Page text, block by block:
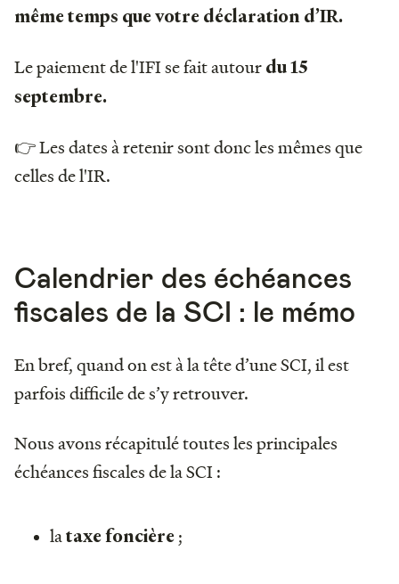
même temps que votre déclaration d’IR.
Le paiement de l'IFI se fait autour du 15
septembre.
👉 Les dates à retenir sont donc les mêmes que
celles de l'IR.
Calendrier des échéances
fiscales de la SCI : le mémo
En bref, quand on est à la tête d’une SCI, il est
parfois difficile de s’y retrouver.
Nous avons récapitulé toutes les principales
échéances fiscales de la SCI :
lataxe foncière ;